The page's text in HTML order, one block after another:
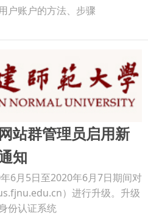
户账户的方法、步骤
站群管理员启用新
知
6月5日至2020年6月7日期间对
）进行升级。升级
份认证系统